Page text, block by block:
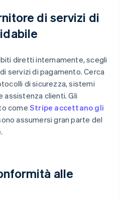
di servizi di
diretti internamente, scegli
servizi di pagamento. Cerca
di sicurezza, sistemi
assistenza clienti. Gli
come Stripe accettano gli
assumersi gran parte del
alle